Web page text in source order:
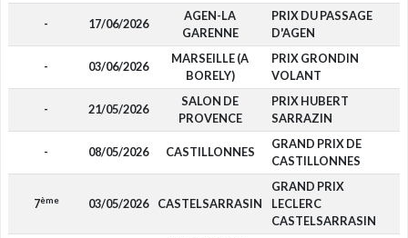
- 17/06/2026
AGEN-LA
GARENNE
PRIX DU PASSAGE
D'AGEN
- 03/06/2026
MARSEILLE (A
BORELY)
PRIX GRONDIN
VOLANT
- 21/05/2026
SALON DE
PROVENCE
PRIX HUBERT
SARRAZIN
- 08/05/2026 CASTILLONNES
GRAND PRIX DE
CASTILLONNES
7ème 03/05/2026 CASTELSARRASIN
GRAND PRIX
LECLERC
CASTELSARRASIN